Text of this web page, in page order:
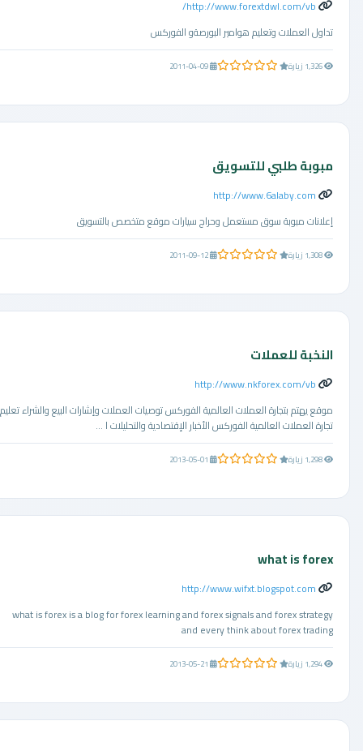
http://www.forextdwl.com/vb/
تداول العملات وتعليم هوامير البورصةو الفوركس
0.0 من 5 نجوم 2011-04-09
مبوبة طلبي للتسويق
http://www.6alaby.com
إعلانات مبوبة سوق مستعمل وحراج سيارات موقع متخصص بالتسويق
0.0 من 5 نجوم 2011-09-12
النخبة للعملات
http://www.nkforex.com/vb
موقع يهتم بتجارة العملات العالمية الفوركس توصيات العملات وإشارات البيع والشراء تعليم
تجارة العملات العالمية الفوركس الأخبار الإقتصادية والتحليلات ا ...
0.0 من 5 نجوم 2013-05-01
what is forex
http://www.wifxt.blogspot.com
what is forex is a blog for forex learning and forex signals and forex strategy
and every think about forex trading
0.0 من 5 نجوم 2013-05-21